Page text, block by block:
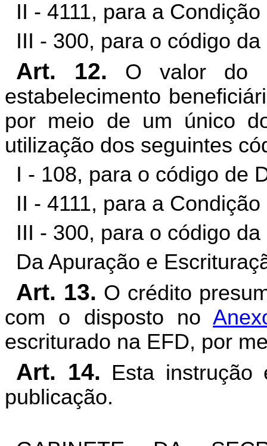
II - 4111, para a
III - 300, para o código
Art. 12. O valor do
estabelecimento
por meio de um único
utilização dos seguintes
I - 108, para o código de
II - 4111, para a
III - 300, para o código
Da Apuração e
Art. 13. O crédito
com o disposto no
escriturado na EFD, por
Art. 14. Esta
publicação.